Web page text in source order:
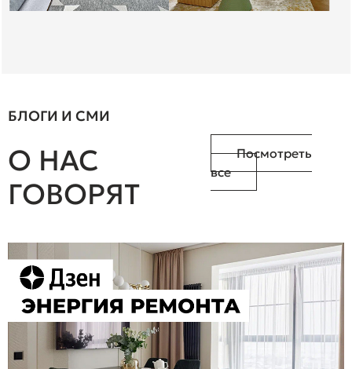
паркет.
БЛОГИ И СМИ
О НАС
ГОВОРЯТ
Посмотреть
все